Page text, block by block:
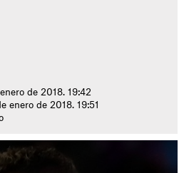
de 2018. 19:42
enero de 2018. 19:51